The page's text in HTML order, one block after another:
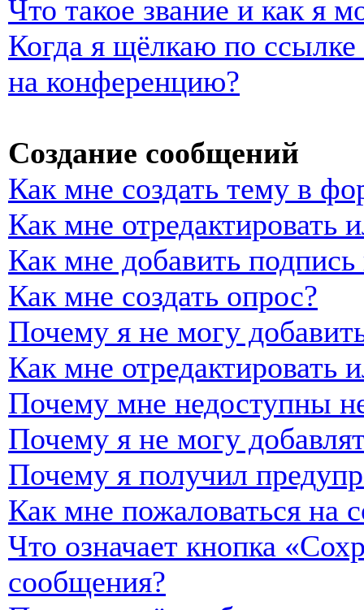
Что такое звание и как я
Когда я щёлкаю по
на конференцию?
Создание сообщений
Как мне создать тему в
Как мне отредактировать
Как мне добавить
Как мне создать опрос?
Почему я не могу
Как мне отредактировать
Почему мне недоступны
Почему я не могу
Почему я получил
Как мне пожаловаться на
Что означает кнопка
сообщения?